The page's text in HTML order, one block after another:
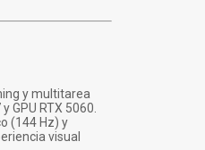
y multitarea
GPU RTX 5060.
(144 Hz) y
visual